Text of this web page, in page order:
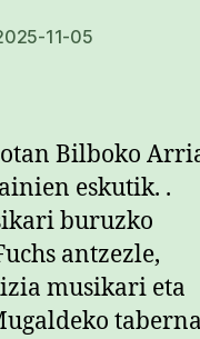
11-05
Bilboko
eskutik. .
buruzko
antzezle,
musikari eta
taberna